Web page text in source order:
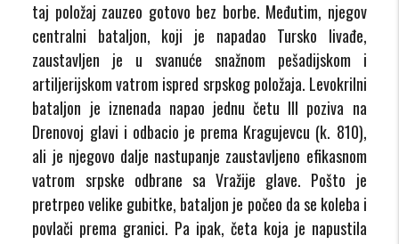
taj položaj zauzeo gotovo bez borbe. Međutim, njegov
centralni bataljon, koji je napadao Tursko livađe,
zaustavljen je u svanuće snažnom pešadijskom i
artiljerijskom vatrom ispred srpskog položaja. Levokrilni
bataljon je iznenada napao jednu četu III poziva na
Drenovoj glavi i odbacio je prema Kragujevcu (k. 810),
ali je njegovo dalje nastupanje zaustavljeno efikasnom
vatrom srpske odbrane sa Vražije glave. Pošto je
pretrpeo velike gubitke, bataljon je počeo da se koleba i
povlači prema granici. Pa ipak, četa koja je napustila